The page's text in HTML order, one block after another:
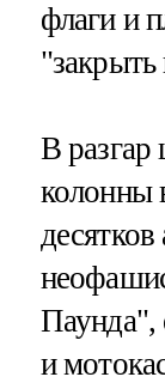
флаги и
В разгар
колонны
Паунда",
и